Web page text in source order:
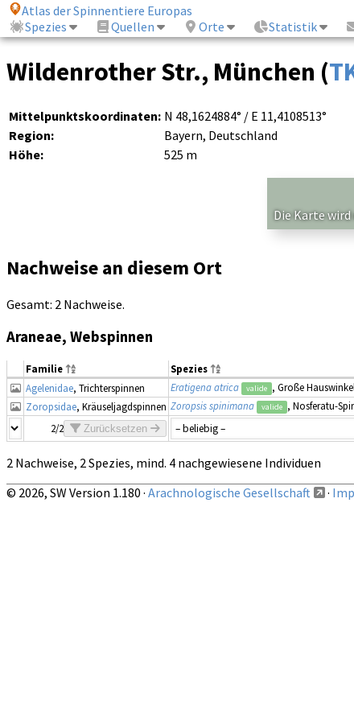
Atlas der Spinnentiere Europas
Spezies
Quellen Orte Statistik
Wildenrother Str., München (
Mittelpunktskoordinaten: N 48,1624884° / E 11,4108513°
Region:
Bayern, Deutschland
Höhe:
525 m
Die Karte
Nachweise an diesem Ort
Gesamt: 2 Nachweise.
Araneae, Webspinnen
Familie Spezies
Agelenidae, Trichterspinnen Eratigena atrica valide , Große
Zoropsidae, Kräuseljagdspinnen Zoropsis spinimana valide , Nosferatu-
2/2
Zurücksetzen
2 Nachweise, 2 Spezies, mind. 4 nachgewiesene Individuen
© 2026, SW Version 1.180 · Arachnologische Gesellschaft ·